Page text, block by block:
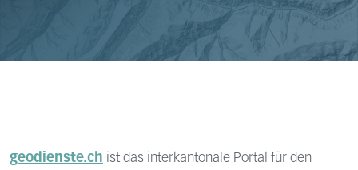
geodienste.ch ist das interkantonale Portal für den